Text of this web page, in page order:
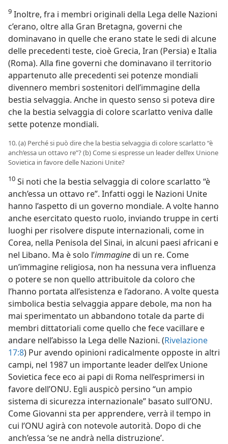
9 Inoltre, fra i membri originali della Lega delle Nazioni
c’erano, oltre alla Gran Bretagna, governi che
dominavano in quelle che erano state le sedi di alcune
delle precedenti teste, cioè Grecia, Iran (Persia) e Italia
(Roma). Alla fine governi che dominavano il territorio
appartenuto alle precedenti sei potenze mondiali
divennero membri sostenitori dell’immagine della
bestia selvaggia. Anche in questo senso si poteva dire
che la bestia selvaggia di colore scarlatto veniva dalle
sette potenze mondiali.
10. (a) Perché si può dire che la bestia selvaggia di colore scarlatto “è
anch’essa un ottavo re”? (b) Come si espresse un leader dell’ex Unione
Sovietica in favore delle Nazioni Unite?
10 Si noti che la bestia selvaggia di colore scarlatto “è
anch’essa un ottavo re”. Infatti oggi le Nazioni Unite
hanno l’aspetto di un governo mondiale. A volte hanno
anche esercitato questo ruolo, inviando truppe in certi
luoghi per risolvere dispute internazionali, come in
Corea, nella Penisola del Sinai, in alcuni paesi africani e
nel Libano. Ma è solo l’immaginedi un re. Come
un’immagine religiosa, non ha nessuna vera influenza
o potere se non quello attribuitole da coloro che
l’hanno portata all’esistenza e l’adorano. A volte questa
simbolica bestia selvaggia appare debole, ma non ha
mai sperimentato un abbandono totale da parte di
membri dittatoriali come quello che fece vacillare e
andare nell’abisso la Lega delle Nazioni. (Rivelazione
17:8) Pur avendo opinioni radicalmente opposte in altri
campi, nel 1987 un importante leader dell’ex Unione
Sovietica fece eco ai papi di Roma nell’esprimersi in
favore dell’ONU. Egli auspicò persino “un ampio
sistema di sicurezza internazionale” basato sull’ONU.
Come Giovanni sta per apprendere, verrà il tempo in
cui l’ONU agirà con notevole autorità. Dopo di che
anch’essa ‘se ne andrà nella distruzione’.